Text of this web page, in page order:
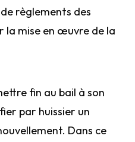
règlements des
la mise en œuvre de la
fin au bail à son
par huissier un
Dans ce